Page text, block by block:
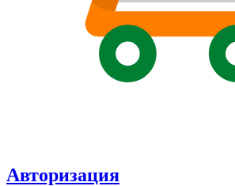
Авторизация